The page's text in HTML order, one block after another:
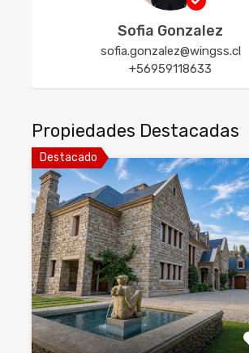
Sofia Gonzalez
sofia.gonzalez@wingss.cl
+56959118633
Propiedades Destacadas
Destacado